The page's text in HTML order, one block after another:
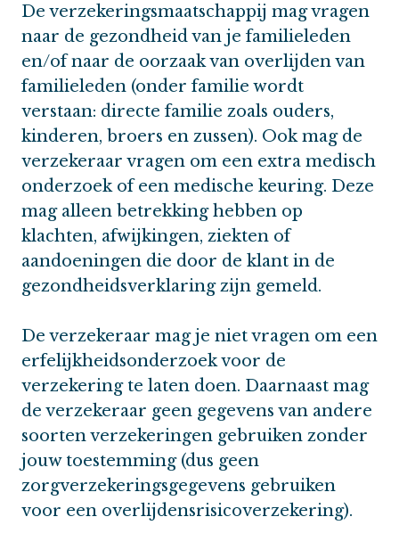
De verzekeringsmaatschappij mag vragen
naar de gezondheid van je familieleden
en/of naar de oorzaak van overlijden van
familieleden (onder familie wordt
verstaan: directe familie zoals ouders,
kinderen, broers en zussen). Ook mag de
verzekeraar vragen om een extra medisch
onderzoek of een medische keuring. Deze
mag alleen betrekking hebben op
klachten, afwijkingen, ziekten of
aandoeningen die door de klant in de
gezondheidsverklaring zijn gemeld.
De verzekeraar mag je niet vragen om een
erfelijkheidsonderzoek voor de
verzekering te laten doen. Daarnaast mag
de verzekeraar geen gegevens van andere
soorten verzekeringen gebruiken zonder
jouw toestemming (dus geen
zorgverzekeringsgegevens gebruiken
voor een overlijdensrisicoverzekering).